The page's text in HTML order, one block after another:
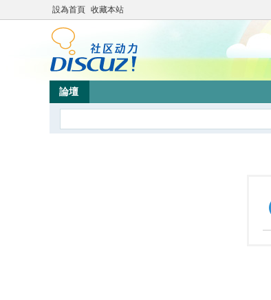
設為首頁 收藏本站
論壇